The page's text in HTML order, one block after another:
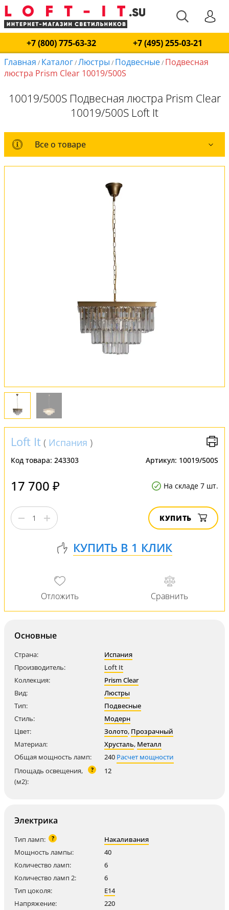
+7 (800) 775-63-32
+7 (495) 255-03-21
Главная / Каталог/Люстры / Подвесные/ Подвесная
люстра Prism Clear 10019/500S
10019/500S Подвесная люстра Prism Clear
10019/500S Loft It
Все о товаре
Все о товаре
Комплект лампочек
Loft It ( Испания )
Код товара: 243303 Артикул: 10019/500S
17 700 ₽ На складе 7 шт.
КУПИТЬ
Основные
Страна:
Испания
Производитель:
Loft It
Коллекция:
Prism Clear
Вид:
Люстры
Тип:
Подвесные
Стиль:
Модерн
Цвет:
Золото, Прозрачный
Материал:
Хрусталь, Металл
Общая мощность ламп:
240 Расчет мощности
Площадь освещения,
(м2):
? 12
Электрика
Тип ламп: ?
Накаливания
Мощность лампы:
40
Количество ламп:
6
Количество ламп 2:
6
Тип цоколя:
E14
Напряжение:
220